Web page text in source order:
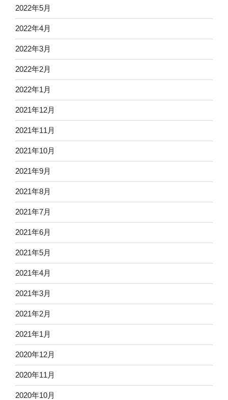
2022年5月
2022年4月
2022年3月
2022年2月
2022年1月
2021年12月
2021年11月
2021年10月
2021年9月
2021年8月
2021年7月
2021年6月
2021年5月
2021年4月
2021年3月
2021年2月
2021年1月
2020年12月
2020年11月
2020年10月